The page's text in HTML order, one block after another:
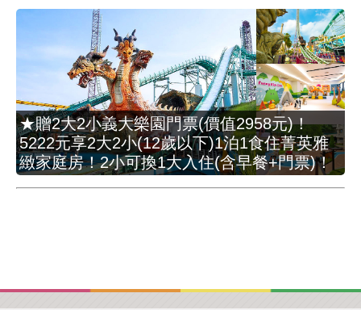
★贈2大2小義大樂園門票(價值2958元)！
5222元享2大2小(12歲以下)1泊1食住菁英雅
緻家庭房！2小可換1大入住(含早餐+門票)！